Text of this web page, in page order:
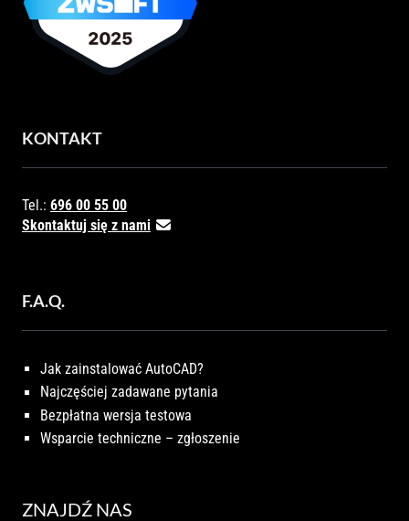
KONTAKT
Tel.: 696 00 55 00
Skontaktuj się z nami
F.A.Q.
Jak zainstalować AutoCAD?
Najczęściej zadawane pytania
Bezpłatna wersja testowa
Wsparcie techniczne – zgłoszenie
ZNAJDŹ NAS